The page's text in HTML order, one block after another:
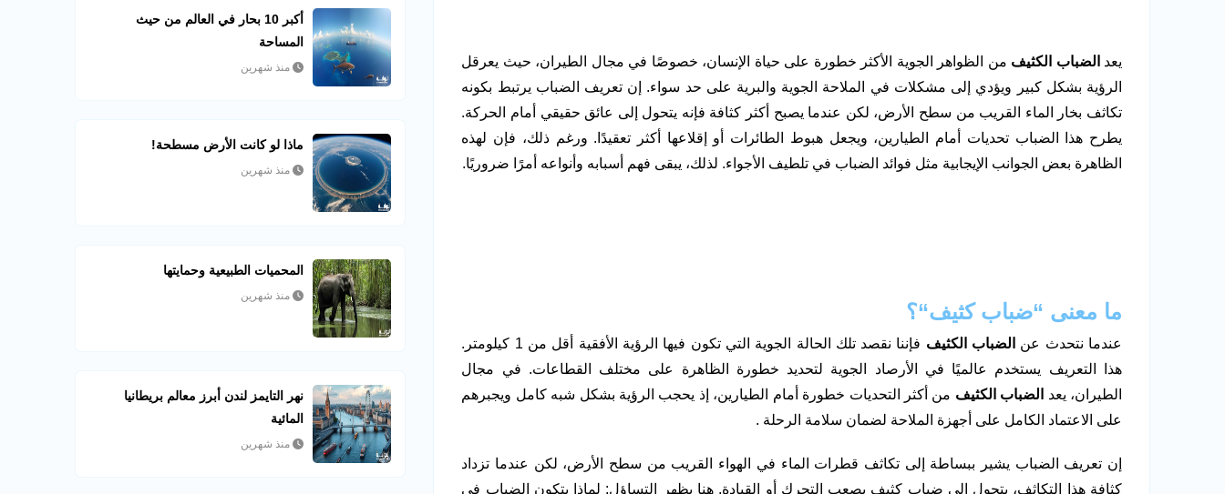
يعد الضباب الكثيف من الظواهر الجوية الأكثر خطورة على حياة الإنسان، خصوصًا في مجال الطيران، حيث يعرقل
الرؤية بشكل كبير ويؤدي إلى مشكلات في الملاحة الجوية والبرية على حد سواء. إن تعريف الضباب يرتبط بكونه
تكاثف بخار الماء القريب من سطح الأرض، لكن عندما يصبح أكثر كثافة فإنه يتحول إلى عائق حقيقي أمام الحركة.
يطرح هذا الضباب تحديات أمام الطيارين، ويجعل هبوط الطائرات أو إقلاعها أكثر تعقيدًا. ورغم ذلك، فإن لهذه
الظاهرة بعض الجوانب الإيجابية مثل فوائد الضباب في تلطيف الأجواء. لذلك، يبقى فهم أسبابه وأنواعه أمرًا ضروريًا.
ما معنى “ضباب كثيف“؟
عندما نتحدث عن الضباب الكثيف
فإننا نقصد تلك الحالة الجوية التي تكون فيها الرؤية الأفقية أقل من 1 كيلومتر.
هذا التعريف يستخدم عالميًا في الأرصاد الجوية لتحديد خطورة الظاهرة على مختلف القطاعات. في مجال
الطيران، يعد
الضباب الكثيف من أكثر التحديات خطورة أمام الطيارين، إذ يحجب الرؤية بشكل شبه كامل ويجبرهم
على الاعتماد الكامل على أجهزة الملاحة لضمان سلامة الرحلة .
إن تعريف الضباب يشير ببساطة إلى تكاثف قطرات الماء في الهواء القريب من سطح الأرض، لكن عندما تزداد
كثافة هذا التكاثف، يتحول إلى ضباب كثيف يصعب التحرك أو القيادة. هنا يظهر التساؤل: لماذا يتكون الضباب في
أكبر 10 بحار في العالم من حيث
المساحة
منذ شهرين
ماذا لو كانت الأرض مسطحة!
منذ شهرين
المحميات الطبيعية وحمايتها
منذ شهرين
نهر التايمز لندن أبرز معالم بريطانيا
المائية
منذ شهرين